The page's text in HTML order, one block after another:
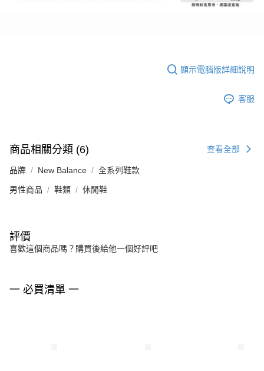
顯示電腦版詳細說明
客服
商品相關分類 (6) 查看全部
品牌 New Balance 全系列鞋款
男性商品 鞋類 休閒鞋
評價
喜歡這個商品嗎？購買後給他一個好評吧
一 必買清單 一